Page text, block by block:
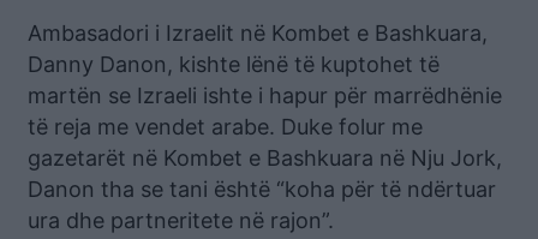
Ambasadori i Izraelit në Kombet e Bashkuara,
Danny Danon, kishte lënë të kuptohet të
martën se Izraeli ishte i hapur për marrëdhënie
të reja me vendet arabe. Duke folur me
gazetarët në Kombet e Bashkuara në Nju Jork,
Danon tha se tani është “koha për të ndërtuar
ura dhe partneritete në rajon”.